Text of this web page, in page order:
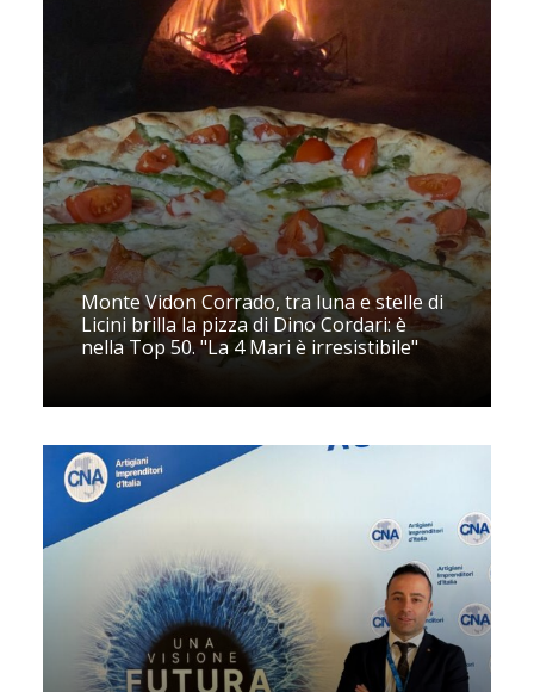
Monte Vidon Corrado, tra luna e stelle di
Licini brilla la pizza di Dino Cordari: è
nella Top 50. "La 4 Mari è irresistibile"